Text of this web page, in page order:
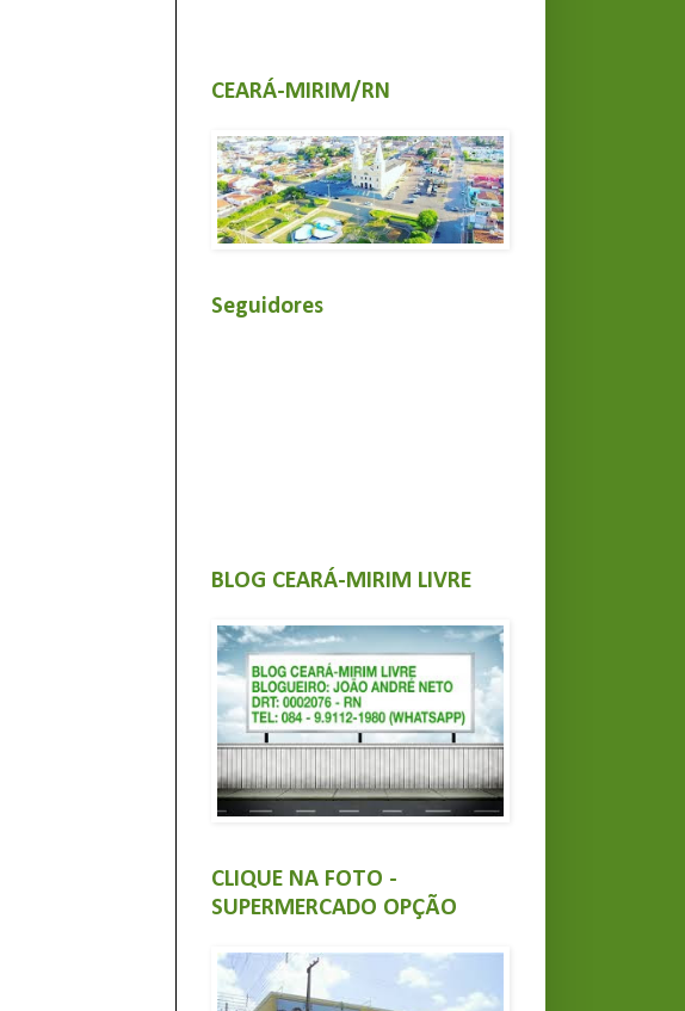
CEARÁ-MIRIM/RN
Seguidores
BLOG CEARÁ-MIRIM LIVRE
CLIQUE NA FOTO -
SUPERMERCADO OPÇÃO